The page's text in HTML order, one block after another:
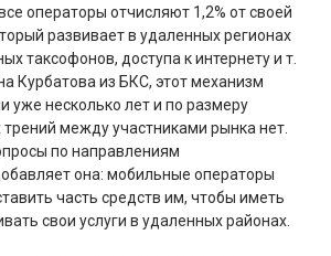
операторы отчисляют 1,2% от своей
развивает в удаленных регионах
таксофонов, доступа к интернету и т.
Курбатова из БКС, этот механизм
уже несколько лет и по размеру
между участниками рынка нет.
по направлениям
она: мобильные операторы
часть средств им, чтобы иметь
свои услуги в удаленных районах.